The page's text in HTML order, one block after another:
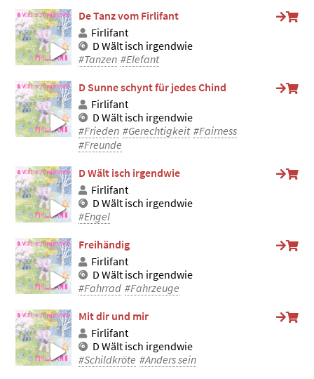
De Tanz vom Firlifant
Firlifant
D Wält isch irgendwie
#Tanzen #Elefant
D Sunne schynt für jedes Chind
Firlifant
D Wält isch irgendwie
#Frieden #Gerechtigkeit #Fairness
#Freunde
D Wält isch irgendwie
Firlifant
D Wält isch irgendwie
#Engel
Freihändig
Firlifant
D Wält isch irgendwie
#Fahrrad #Fahrzeuge
Mit dir und mir
Firlifant
D Wält isch irgendwie
#Schildkröte #Anders sein